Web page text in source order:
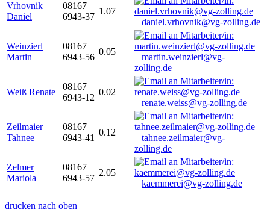
Vrhovnik
Daniel
08167
6943-37
1.07
daniel.vrhovnik@vg-zolling.de
Weinzierl
Martin
08167
6943-56
0.05
martin.weinzierl@vg-
zolling.de
Weiß Renate
08167
6943-12
0.02
renate.weiss@vg-zolling.de
Zeilmaier
Tahnee
08167
6943-41
0.12
tahnee.zeilmaier@vg-
zolling.de
Zelmer
Mariola
08167
6943-57
2.05
kaemmerei@vg-zolling.de
drucken nach oben